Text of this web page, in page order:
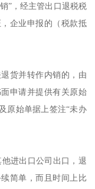
”，经主管出口退税税
企业申报的（税款抵
货并转作内销的，由
申请并提供有关原始
原始单据上签注“未办
进出口公司出口，退
简单，而且时间上比